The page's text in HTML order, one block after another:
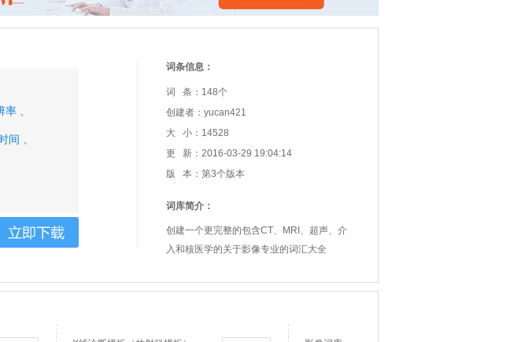
、
间 、
词条信息：
词 条：148个
创建者：yucan421
大 小：14528
更 新：2016-03-29 19:04:14
版 本：第3个版本
词库简介：
创建一个更完整的包含CT、MRI、超声、介
入和核医学的关于影像专业的词汇大全